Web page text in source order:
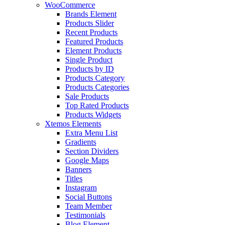
WooCommerce
Brands Element
Products Slider
Recent Products
Featured Products
Element Products
Single Product
Products by ID
Products Category
Products Categories
Sale Products
Top Rated Products
Products Widgets
Xtemos Elements
Extra Menu List
Gradients
Section Dividers
Google Maps
Banners
Titles
Instagram
Social Buttons
Team Member
Testimonials